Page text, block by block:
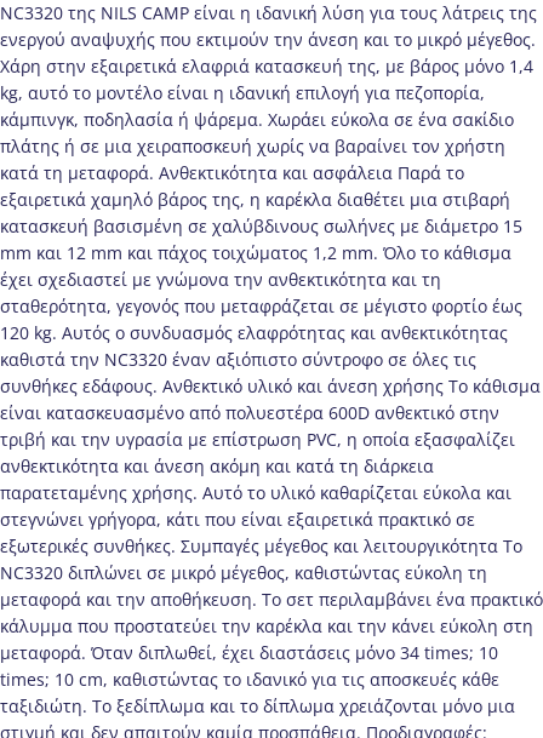
NC3320 της NILS CAMP είναι η ιδανική λύση για τους λάτρεις της
ενεργού αναψυχής που εκτιμούν την άνεση και το μικρό μέγεθος.
Χάρη στην εξαιρετικά ελαφριά κατασκευή της, με βάρος μόνο 1,4
kg, αυτό το μοντέλο είναι η ιδανική επιλογή για πεζοπορία,
κάμπινγκ, ποδηλασία ή ψάρεμα. Χωράει εύκολα σε ένα σακίδιο
πλάτης ή σε μια χειραποσκευή χωρίς να βαραίνει τον χρήστη
κατά τη μεταφορά. Ανθεκτικότητα και ασφάλεια Παρά το
εξαιρετικά χαμηλό βάρος της, η καρέκλα διαθέτει μια στιβαρή
κατασκευή βασισμένη σε χαλύβδινους σωλήνες με διάμετρο 15
mm και 12 mm και πάχος τοιχώματος 1,2 mm. Όλο το κάθισμα
έχει σχεδιαστεί με γνώμονα την ανθεκτικότητα και τη
σταθερότητα, γεγονός που μεταφράζεται σε μέγιστο φορτίο έως
120 kg. Αυτός ο συνδυασμός ελαφρότητας και ανθεκτικότητας
καθιστά την NC3320 έναν αξιόπιστο σύντροφο σε όλες τις
συνθήκες εδάφους. Ανθεκτικό υλικό και άνεση χρήσης Το κάθισμα
είναι κατασκευασμένο από πολυεστέρα 600D ανθεκτικό στην
τριβή και την υγρασία με επίστρωση PVC, η οποία εξασφαλίζει
ανθεκτικότητα και άνεση ακόμη και κατά τη διάρκεια
παρατεταμένης χρήσης. Αυτό το υλικό καθαρίζεται εύκολα και
στεγνώνει γρήγορα, κάτι που είναι εξαιρετικά πρακτικό σε
εξωτερικές συνθήκες. Συμπαγές μέγεθος και λειτουργικότητα Το
NC3320 διπλώνει σε μικρό μέγεθος, καθιστώντας εύκολη τη
μεταφορά και την αποθήκευση. Το σετ περιλαμβάνει ένα πρακτικό
κάλυμμα που προστατεύει την καρέκλα και την κάνει εύκολη στη
μεταφορά. Όταν διπλωθεί, έχει διαστάσεις μόνο 34 times; 10
times; 10 cm, καθιστώντας το ιδανικό για τις αποσκευές κάθε
ταξιδιώτη. Το ξεδίπλωμα και το δίπλωμα χρειάζονται μόνο μια
στιγμή και δεν απαιτούν καμία προσπάθεια. Προδιαγραφές: